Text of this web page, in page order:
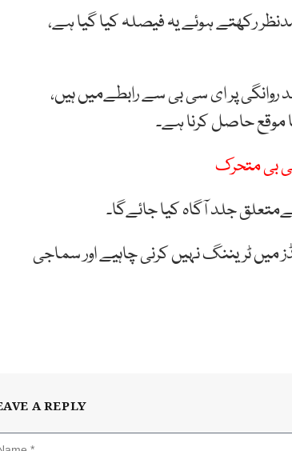
رکھتے ہوئے یہ فیصلہ کیا گیا ہے،
روانگی پر ای سی بی سے رابطےمیں ہیں،
موقع حاصل کرنا ہے۔
بی متحرک
جلد آگاہ کیا جائےگا۔
میں ٹریننگ نہیں کرنی چاہیے اور سماجی
A REPLY